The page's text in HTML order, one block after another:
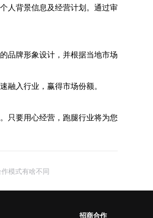
人背景信息及经营计划。通过审
品牌形象设计，并根据当地市场
入行业，赢得市场份额。
只要用心经营，跑腿行业将为您
模式有啥不同
招商合作